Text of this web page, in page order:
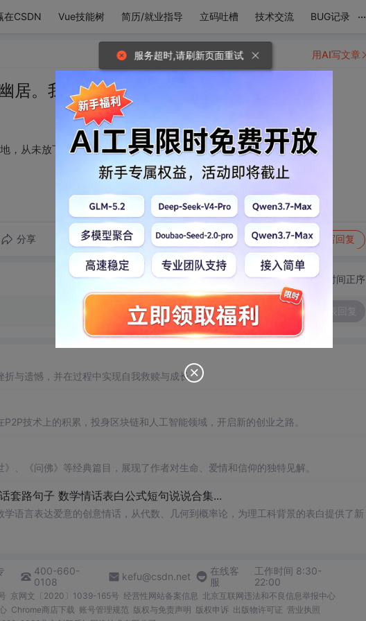
在CSDN Vue技能树 简历/就业指导 立码吐槽 技术交流 BUG记录 ...
居。我放下过天地，从未放下过你。
，从未放下过你。
分享 转发到动态 举报 写回复
用AI写文章
切换为时间正序
与遗憾，并在过程中实现自我救赎与成长。
技术上的积累，投身区块链和人工智能领域，开启新的创业之路。
、《问佛》等经典篇目，展现了作者对生命、爱情和信仰的独特见解。
套路句子 数学情话表白公式短句说说合集...
语言表达爱意的创意情话，从代数、几何到概率论，为理工科背景的表白提供了新
400-660-
0108
kefu@csdn.net
在线客
服
工作时间 8:30-
22:00
京网文〔2020〕1039-165号 经营性网站备案信息 北京互联网违法和不良信息举报中心
Chrome商店下载 账号管理规范 版权与免责声明 版权申诉 出版物许可证 营业执照
服务超时,请刷新页面重试